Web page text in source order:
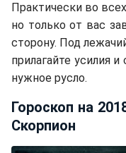
Практически во
но только от вас
сторону. Под
прилагайте усилия
нужное русло.
Гороскоп на
Скорпион